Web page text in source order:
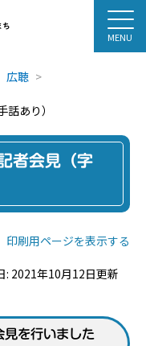
ち
広聴
あり）
者会見（字
印刷用ページを表示する
: 2021年10月12日更新
を行いました